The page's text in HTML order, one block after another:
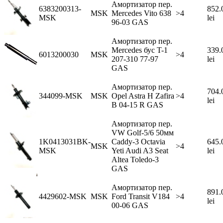
6383200313-
MSK
MSK
Амортизатор пер.
Mercedes Vito 638
96-03 GAS
>4
lei
6013200030 MSK
Амортизатор пер.
Mercedes бус T-1
207-310 77-97
GAS
>4
lei
344099-MSK MSK
Амортизатор пер.
Opel Astra H Zafira
B 04-15 R GAS
>4
lei
1K0413031BK-
MSK
MSK
Амортизатор пер.
VW Golf-5/6 50мм
Caddy-3 Octavia
Yeti Audi A3 Seat
Altea Toledo-3
GAS
>4
lei
4429602-MSK MSK
Амортизатор пер.
Ford Transit V184
00-06 GAS
>4
lei